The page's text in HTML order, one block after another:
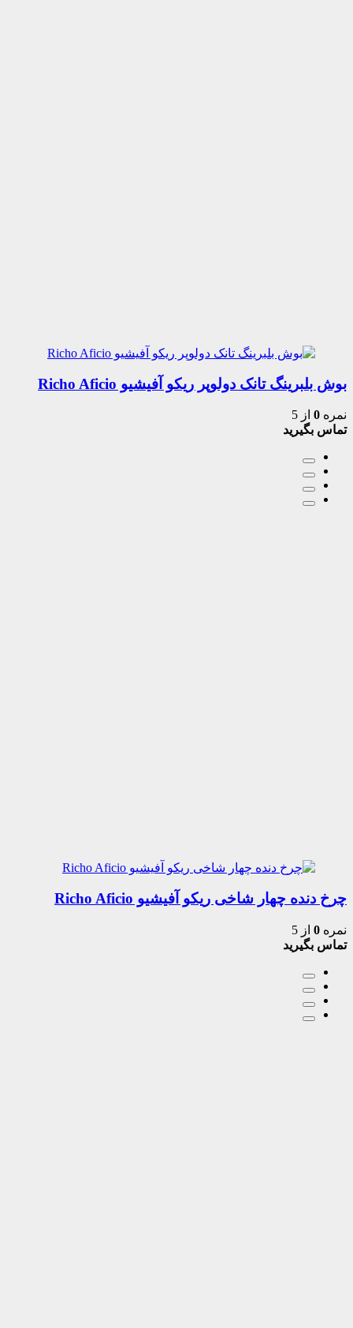
بوش بلبرینگ تانک دولوپر ریکو آفیشیو Richo Aficio
نمره 0 از 5
تماس بگیرید
چرخ دنده چهار شاخی ریکو آفیشیو Richo Aficio
نمره 0 از 5
تماس بگیرید